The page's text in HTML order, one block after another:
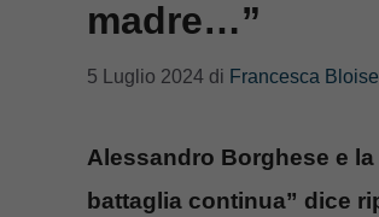
madre…”
5 Luglio 2024 di Francesca Bloise
Alessandro Borghese e
battaglia continua” dice